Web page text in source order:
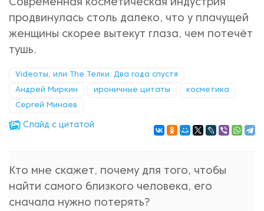
Современная косметическая индустрия
продвинулась столь далеко, что у плачущей
женщины скорее вытекут глаза, чем потечёт
тушь.
Videoты, или The Телки. Два года спустя
Андрей Миркин ироничные цитаты косметика
Сергей Минаев
Cлайд с цитатой
Кто мне скажет, почему для того, чтобы
найти самого близкого человека, его
сначала нужно потерять?